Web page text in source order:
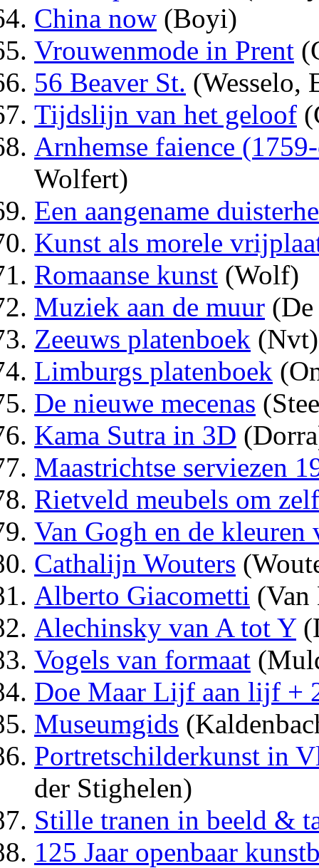
China now (Boyi)
Vrouwenmode in Prent
56 Beaver St. (Wesselo,
Tijdslijn van het geloof
Arnhemse faience
Wolfert)
Een aangename
Kunst als morele
Romaanse kunst (Wolf)
Muziek aan de muur
Zeeuws platenboek (Nvt)
Limburgs platenboek
De nieuwe mecenas
Kama Sutra in 3D
Maastrichtse serviezen
Rietveld meubels om
Van Gogh en de kleuren
Cathalijn Wouters
Alberto Giacometti
Alechinsky van A tot Y
Vogels van formaat
Doe Maar Lijf aan lijf +
Museumgids
Portretschilderkunst in
der Stighelen)
Stille tranen in beeld &
125 Jaar openbaar